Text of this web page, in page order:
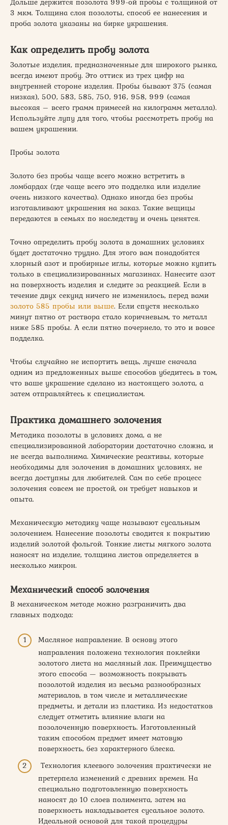
3 мкм. Толщина слоя позолоты, способ ее нанесения и
проба золота указаны на бирке украшения.
Как определить пробу золота
Золотые изделия, предназначенные для широкого рынка,
всегда имеют пробу. Это оттиск из трех цифр на
внутренней стороне изделия. Пробы бывают 375 (самая
низкая), 500, 583, 585, 750, 916, 958, 999 (самая
высокая – всего грамм примесей на килограмм металла).
Используйте лупу для того, чтобы рассмотреть пробу на
вашем украшении.
Пробы золота
Золото без пробы чаще всего можно встретить в
ломбардах (где чаще всего это подделка или изделие
очень низкого качества). Однако иногда без пробы
изготавливают украшения на заказ. Такие вещицы
передаются в семьях по наследству и очень ценятся.
Точно определить пробу золота в домашних условиях
будет достаточно трудно. Для этого вам понадобятся
хлорный азот и пробирные иглы, которые можно купить
только в специализированных магазинах. Нанесите азот
на поверхность изделия и следите за реакцией. Если в
течение двух секунд ничего не изменилось, перед вами
золото 585 пробы или выше. Если спустя несколько
минут пятно от раствора стало коричневым, то металл
ниже 585 пробы. А если пятно почернело, то это и вовсе
подделка.
Чтобы случайно не испортить вещь, лучше сначала
одним из предложенных выше способов убедитесь в том,
что ваше украшение сделано из настоящего золота, а
затем отправляйтесь к специалистам.
Практика домашнего золочения
Методика позолоты в условиях дома, а не
специализированной лаборатории достаточно сложна, и
не всегда выполнима. Химические реактивы, которые
необходимы для золочения в домашних условиях, не
всегда доступны для любителей. Сам по себе процесс
золочения совсем не простой, он требует навыков и
опыта.
Механическую методику чаще называют сусальным
золочением. Нанесение позолоты сводится к покрытию
изделий золотой фольгой. Тонкие листы мягкого золота
наносят на изделие, толщина листов определяется в
несколько микрон.
Механический способ золочения
В механическом методе можно разграничить два
главных подхода:
Масляное направление. В основу этого
направления положена технология поклейки
золотого листа на масляный лак. Преимущество
этого способа — возможность покрывать
позолотой изделия из весьма разнообразных
материалов, в том числе и металлические
предметы, и детали из пластика. Из недостатков
следует отметить влияние влаги на
позолоченную поверхность. Изготовленный
таким способом предмет имеет матовую
поверхность, без характерного блеска.
Технология клеевого золочения практически не
претерпела изменений с древних времен. На
специально подготовленную поверхность
наносят до 10 слоев полимента, затем на
поверхность накладывается сусальное золото.
Идеальной основой для такой процедуры